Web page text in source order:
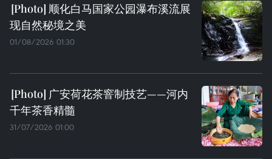
顺化白马国家公园瀑布溪流展
现自然秘境之美
01/08/2026 01:30
广安荷花茶窨制技艺——河内
千年茶香精髓
31/07/2026 01:00